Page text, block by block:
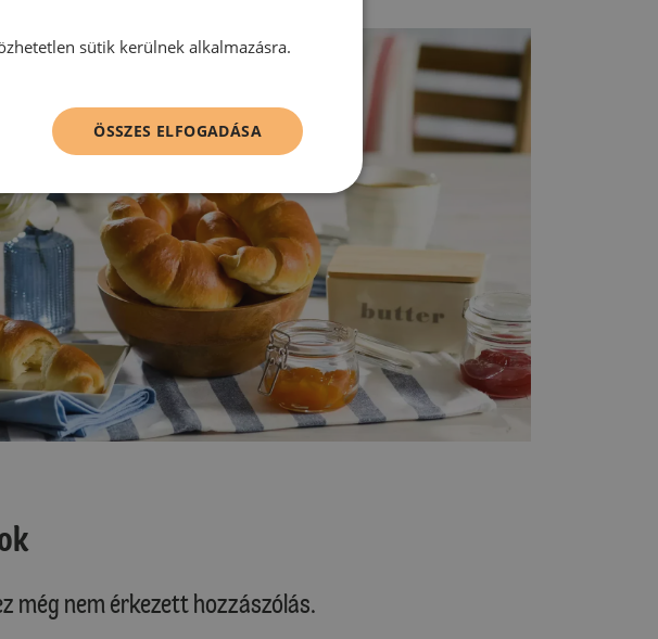
még nem érkezett hozzászólás.
sütik kerülnek alkalmazásra.
ÖSSZES ELFOGADÁSA